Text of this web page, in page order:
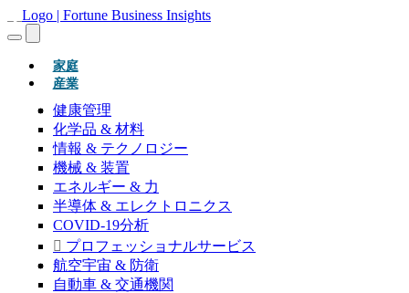
家庭(現在)
産業
健康管理
化学品 & 材料
情報 & テクノロジー
機械 & 装置
エネルギー & 力
半導体 & エレクトロニクス
COVID-19分析
プロフェッショナルサービス
航空宇宙 & 防衛
自動車 & 交通機関